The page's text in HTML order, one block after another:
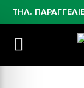
ΤΗΛ.